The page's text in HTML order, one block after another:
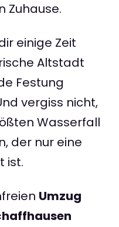
Zuhause.
einige Zeit
Altstadt
Festung
vergiss nicht,
Wasserfall
der nur eine
ist.
Umzug